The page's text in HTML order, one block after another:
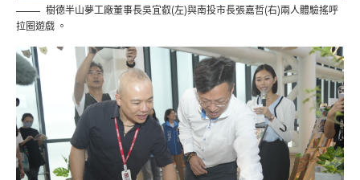
樹德半山夢工廠董事長吳宜叡(左)與南投市長張嘉哲(右)兩人體驗搖呼
拉圈遊戲 。